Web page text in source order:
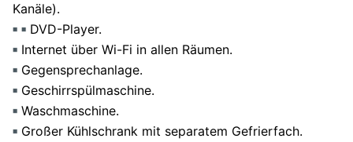
Kanäle).
DVD-Player.
Internet über Wi-Fi in allen Räumen.
Gegensprechanlage.
Geschirrspülmaschine.
Waschmaschine.
Großer Kühlschrank mit separatem Gefrierfach.